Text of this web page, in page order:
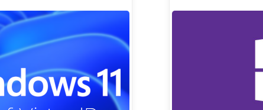
ALEXANDER COBUCCI